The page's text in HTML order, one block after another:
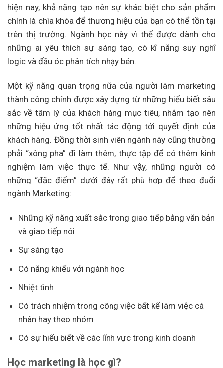
hiện nay, khả năng tạo nên sự khác biệt cho sản phẩm
chính là chìa khóa để thương hiệu của bạn có thể tồn tại
trên thị trường. Ngành học này vì thế được dành cho
những ai yêu thích sự sáng tạo, có kĩ năng suy nghĩ
logic và đầu óc phân tích nhạy bén.
Một kỹ năng quan trọng nữa của người làm marketing
thành công chính được xây dựng từ những hiểu biết sâu
sắc về tâm lý của khách hàng mục tiêu, nhằm tạo nên
những hiệu ứng tốt nhất tác động tới quyết định của
khách hàng. Đồng thời sinh viên ngành này cũng thường
phải “xông pha” đi làm thêm, thực tập để có thêm kinh
nghiệm làm việc thực tế. Như vậy, những người có
những “đặc điểm” dưới đây rất phù hợp để theo đuổi
ngành Marketing:
Những kỹ năng xuất sắc trong giao tiếp bằng văn bản
và giao tiếp nói
Sự sáng tạo
Có năng khiếu với ngành học
Nhiệt tình
Có trách nhiệm trong công việc bất kể làm việc cá
nhân hay theo nhóm
Có sự hiểu biết về các lĩnh vực trong kinh doanh
Học marketing là học gì?